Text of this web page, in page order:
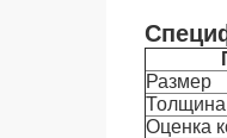
Размер
Толщина
Оценка